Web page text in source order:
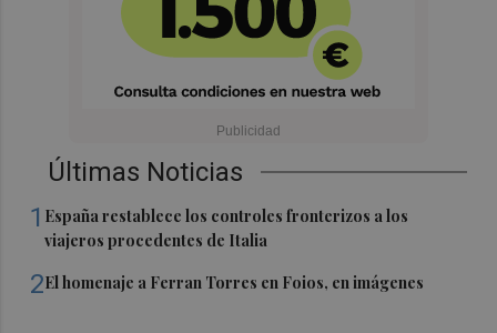
Últimas Noticias
1 España restablece los controles fronterizos a los
viajeros procedentes de Italia
2El homenaje a Ferran Torres en Foios, en imágenes